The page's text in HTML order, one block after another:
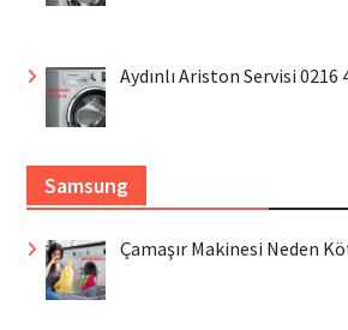
Aydınlı Ariston Servisi 0216
Samsung
Çamaşır Makinesi Neden